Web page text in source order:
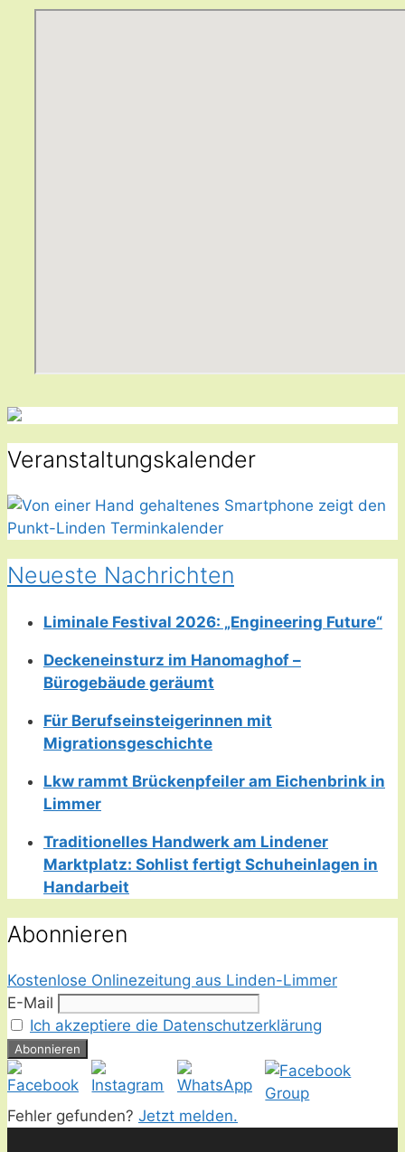
Veranstaltungskalender
Neueste Nachrichten
Liminale Festival 2026: „Engineering Future“
Deckeneinsturz im Hanomaghof –
Bürogebäude geräumt
Für Berufseinsteigerinnen mit
Migrationsgeschichte
Lkw rammt Brückenpfeiler am Eichenbrink in
Limmer
Traditionelles Handwerk am Lindener
Marktplatz: Sohlist fertigt Schuheinlagen in
Handarbeit
Abonnieren
Kostenlose Onlinezeitung aus Linden-Limmer
E-Mail
Ich akzeptiere die Datenschutzerklärung
Fehler gefunden? Jetzt melden.